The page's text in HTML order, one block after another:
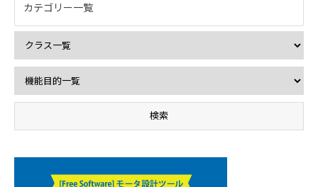
カテゴリー一覧